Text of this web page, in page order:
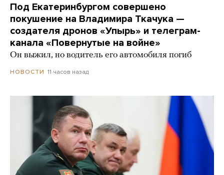
Под Екатеринбургом совершено
покушение на Владимира Ткачука —
создателя дронов «Упырь» и телеграм-
канала «Повернутые на войне»
Он выжил, но водитель его автомобиля погиб
НОВОСТИ 11 часов назад